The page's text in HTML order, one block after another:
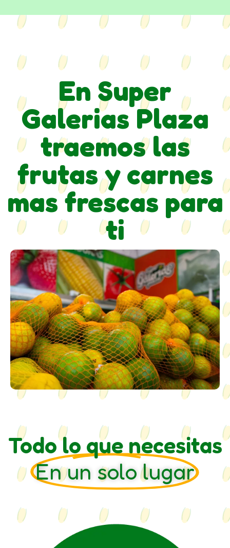
En Super
Galerias Plaza
traemos las
frutas y carnes
mas frescas para
ti
Todo lo que necesitas
En un solo lugar